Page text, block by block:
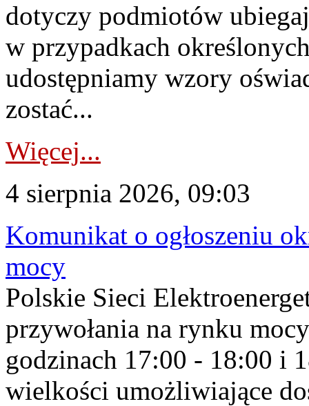
dotyczy podmiotów
w przypadkach
udostępniamy wzory
zostać...
Więcej...
4 sierpnia 2026, 09:03
Komunikat o ogłoszeniu
mocy
Polskie Sieci
przywołania na rynku
godzinach 17:00 - 18:00 i
wielkości umożliwiające